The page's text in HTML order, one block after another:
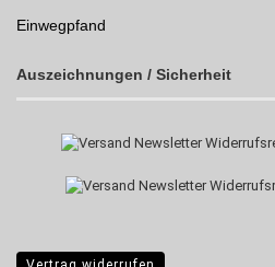
Einwegpfand
Auszeichnungen / Sicherheit